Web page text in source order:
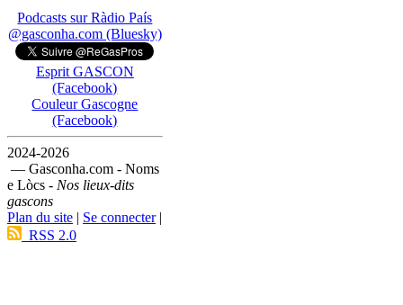
Podcasts sur Ràdio País
@gasconha.com (Bluesky)
Esprit GASCON
(Facebook)
Couleur Gascogne
(Facebook)
2024-2026
— Gasconha.com - Noms
e Lòcs - Nos lieux-dits
gascons
Plan du site | Se connecter|
RSS 2.0